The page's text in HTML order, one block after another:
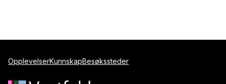
OpplevelserKunnskapBesøkssteder